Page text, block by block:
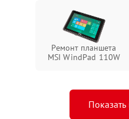
Ремонт планшета
MSI WindPad 110W